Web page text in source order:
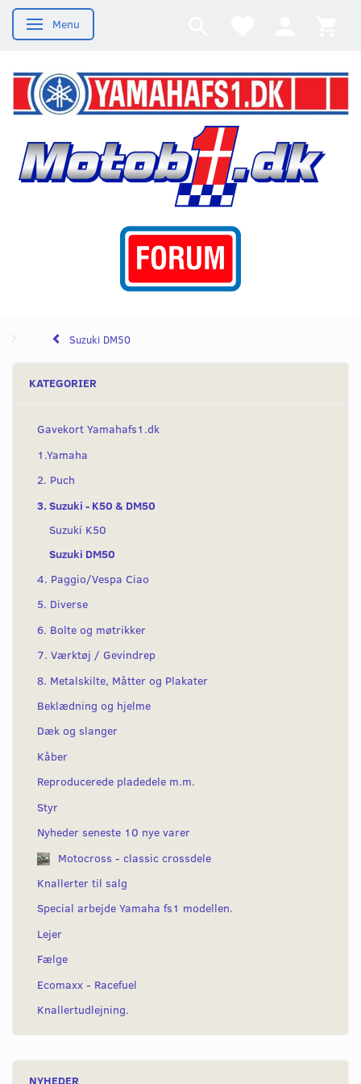
Skifte navigation
Menu
Suzuki DM50
KATEGORIER
Gavekort Yamahafs1.dk
1.Yamaha
2. Puch
3. Suzuki - K50 & DM50
Suzuki K50
Suzuki DM50
4. Paggio/Vespa Ciao
5. Diverse
6. Bolte og møtrikker
7. Værktøj / Gevindrep
8. Metalskilte, Måtter og Plakater
Beklædning og hjelme
Dæk og slanger
Kåber
Reproducerede pladedele m.m.
Styr
Nyheder seneste 10 nye varer
Motocross - classic crossdele
Knallerter til salg
Special arbejde Yamaha fs1 modellen.
Lejer
Fælge
Ecomaxx - Racefuel
Knallertudlejning.
NYHEDER